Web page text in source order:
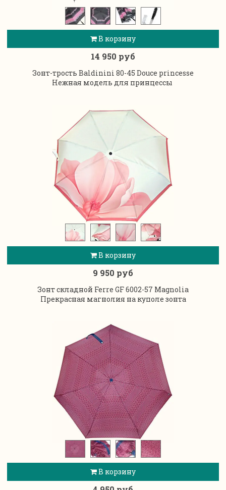
В корзину
14 950 руб
Зонт-трость Baldinini 80-45 Douce princesse
Нежная модель для принцессы
В корзину
9 950 руб
Зонт складной Ferre GF 6002-57 Magnolia
Прекрасная магнолия на куполе зонта
В корзину